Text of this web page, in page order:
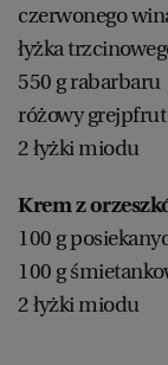
czerwonego
łyżka
550 g rabarbaru
różowy grejpfrut
2 łyżki miodu
Krem z
100 g
100 g
2 łyżki miodu